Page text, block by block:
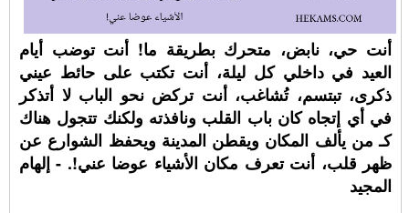
أنت حي، نابض، متحرك بطريقة ما! أنت توضب أيام
العيد في داخلي كل ليلة، أنت تكتب على حائط عيني
ذكرى، تبتسم، تُشاغب، أنت تركض نحو الباب لا أتذكر
في أي إتجاه كان باب القلب ونافذته ولكنك تتجول هناك
كـ من يألف المكان ويقطن المدينة ويحفظ الشوارع عن
ظهر قلب، أنت تعرف مكان الأشياء عوضا عني!. - إلهام
المجيد